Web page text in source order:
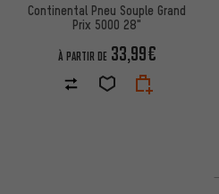
Continental Pneu Souple Grand
Prix 5000 28"
À PARTIR DE 33,99€